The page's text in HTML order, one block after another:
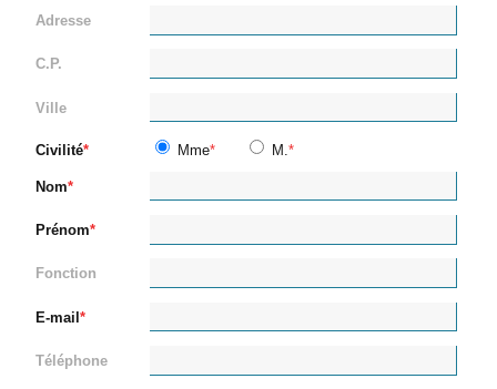
Adresse
C.P.
Ville
Civilité Mme M.
Nom
Prénom
Fonction
E-mail
Téléphone